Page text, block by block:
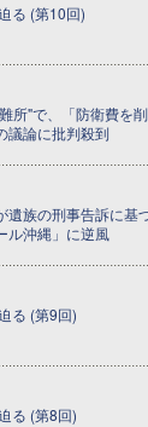
る (第10回)
所"で、「防衛費
議論に批判殺到
遺族の刑事告訴に
ル沖縄」に逆風
る (第9回)
る (第8回)